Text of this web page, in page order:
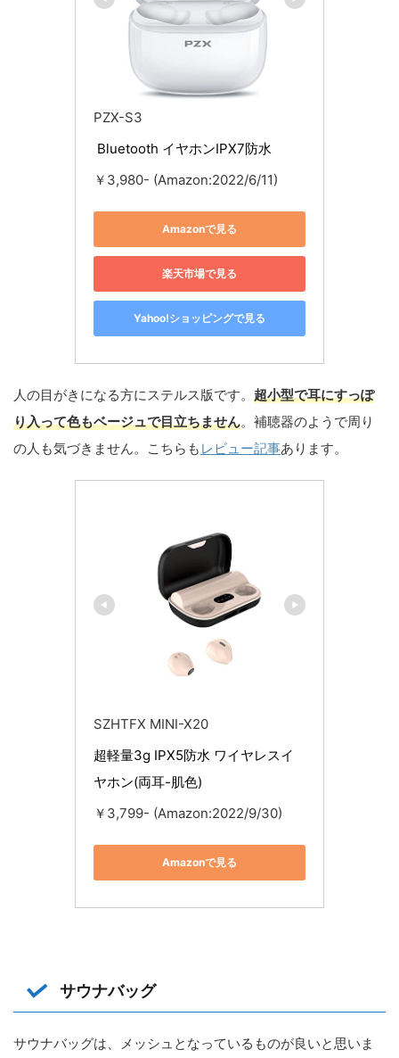
PZX-S3
Bluetooth イヤホンIPX7防水
￥3,980- (Amazon:2022/6/11)
Amazonで見る
楽天市場で見る
Yahoo!ショッピングで見る
人の目がきになる方にステルス版です。 超小型で耳にすっぽ
り入って色もベージュで目立ちません。補聴器のようで周り
の人も気づきません。こちらも レビュー記事あります。
SZHTFX MINI-X20
超軽量3g IPX5防水 ワイヤレスイ
ヤホン(両耳-肌色)
￥3,799- (Amazon:2022/9/30)
Amazonで見る
サウナバッグ
サウナバッグは、メッシュとなっているものが良いと思いま